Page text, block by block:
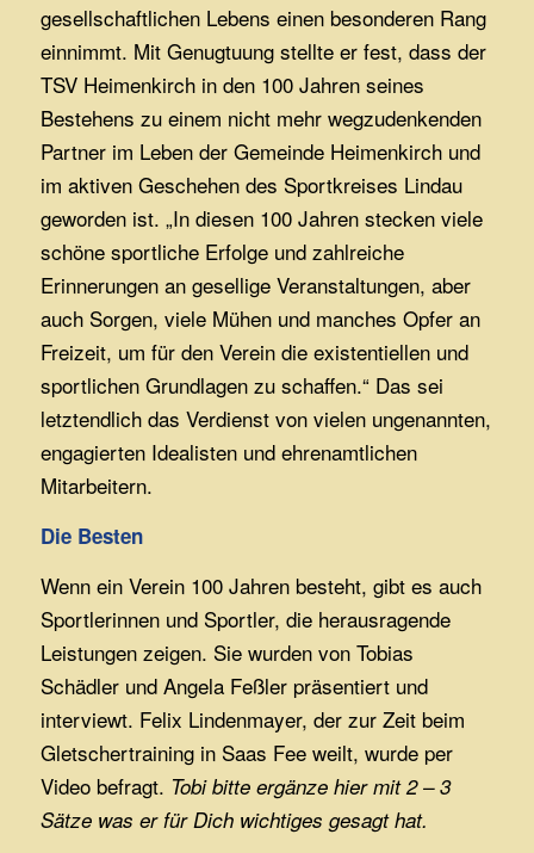
gesellschaftlichen Lebens einen besonderen Rang
einnimmt. Mit Genugtuung stellte er fest, dass der
TSV Heimenkirch in den 100 Jahren seines
Bestehens zu einem nicht mehr wegzudenkenden
Partner im Leben der Gemeinde Heimenkirch und
im aktiven Geschehen des Sportkreises Lindau
geworden ist. „In diesen 100 Jahren stecken viele
schöne sportliche Erfolge und zahlreiche
Erinnerungen an gesellige Veranstaltungen, aber
auch Sorgen, viele Mühen und manches Opfer an
Freizeit, um für den Verein die existentiellen und
sportlichen Grundlagen zu schaffen.“ Das sei
letztendlich das Verdienst von vielen ungenannten,
engagierten Idealisten und ehrenamtlichen
Mitarbeitern.
Die Besten
Wenn ein Verein 100 Jahren besteht, gibt es auch
Sportlerinnen und Sportler, die herausragende
Leistungen zeigen. Sie wurden von Tobias
Schädler und Angela Feßler präsentiert und
interviewt. Felix Lindenmayer, der zur Zeit beim
Gletschertraining in Saas Fee weilt, wurde per
Video befragt. Tobi bitte ergänze hier mit 2 – 3
Sätze was er für Dich wichtiges gesagt hat.